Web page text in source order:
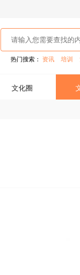
热门搜索： 资讯 培训
文化圈